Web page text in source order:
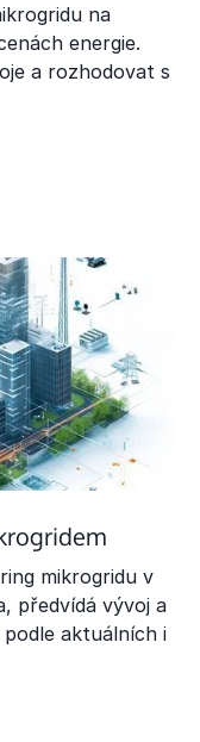
na
energie.
a rozhodovat s
mikrogridu v
předvídá vývoj a
aktuálních i